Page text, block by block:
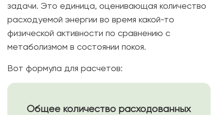
задачи. Это единица, оценивающая количество
расходуемой энергии во время какой-то
физической активности по сравнению с
метаболизмом в состоянии покоя.
Вот формула для расчетов:
Общее количество расходованных